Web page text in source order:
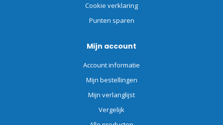
Cookie verklaring
Punten sparen
Mijn account
Account informatie
Mijn bestellingen
Mijn verlanglijst
Vergelijk